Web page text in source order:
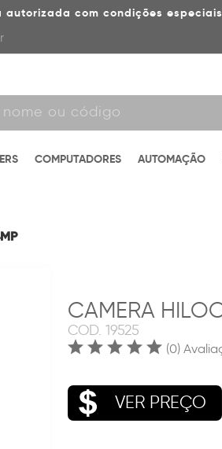
autorizada com condições
COMPUTADORES AUTOMAÇÃO
CAMERA
COD. 19525
(0)
VER PREÇO